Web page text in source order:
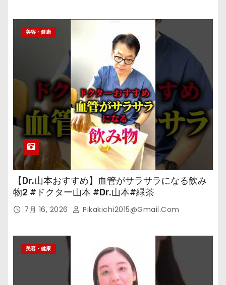
美容・健康
【Dr.山本おすすめ】血管がサラサラになる飲み
物2 #ドクター山本 #Dr.山本#緑茶
7月 16, 2026 Pikakichi2015@gmail.com
美容・健康